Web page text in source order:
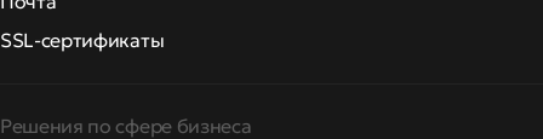
SSL-сертификаты
Решения по сфере бизнеса